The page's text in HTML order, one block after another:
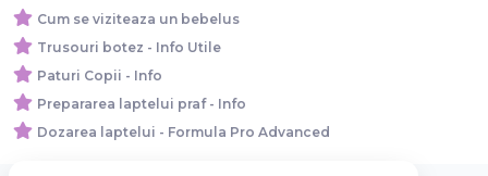
Cum se viziteaza un bebelus
Trusouri botez - Info Utile
Paturi Copii - Info
Prepararea laptelui praf - Info
Dozarea laptelui - Formula Pro Advanced